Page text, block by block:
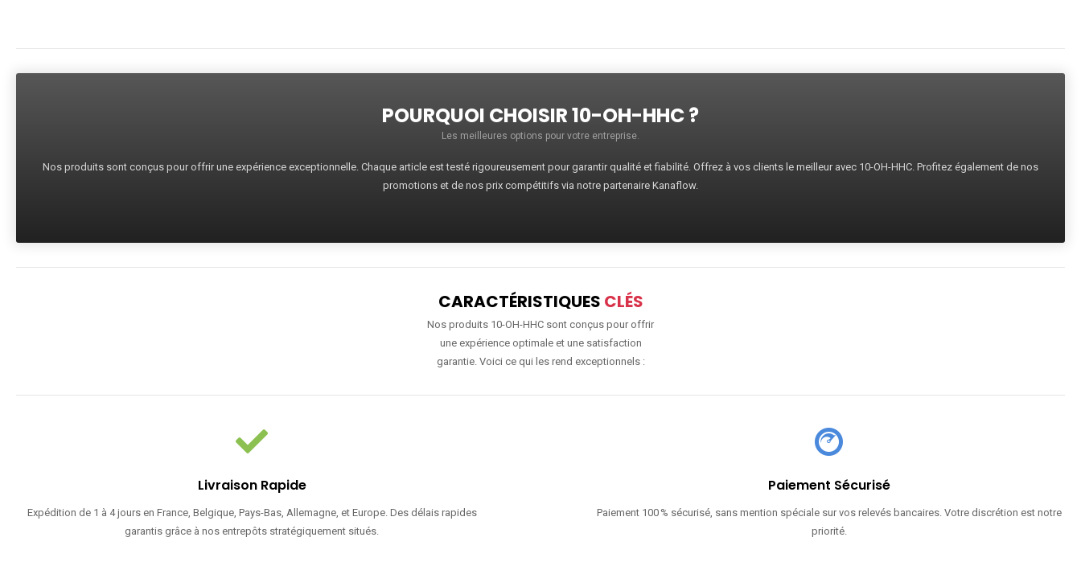
POURQUOI CHOISIR 10-OH-HHC ?
Les meilleures options pour votre entreprise.
Nos produits sont conçus pour offrir une expérience exceptionnelle. Chaque article est testé rigoureusement pour garantir qualité et fiabilité. Offrez à vos clients le meilleur avec 10-OH-HHC. Profitez également de nos
promotions et de nos prix compétitifs via notre partenaire Kanaflow.
CARACTÉRISTIQUES CLÉS
Nos produits 10-OH-HHC sont conçus pour offrir
une expérience optimale et une satisfaction
garantie. Voici ce qui les rend exceptionnels :
Livraison Rapide
Expédition de 1 à 4 jours en France, Belgique, Pays-Bas, Allemagne, et Europe. Des délais rapides
garantis grâce à nos entrepôts stratégiquement situés.
Paiement Sécurisé
Paiement 100 % sécurisé, sans mention spéciale sur vos relevés bancaires. Votre discrétion est notre
priorité.